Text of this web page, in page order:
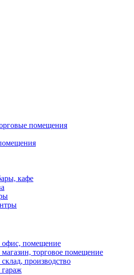
помещения
кафе
помещение
торговое помещение
производство